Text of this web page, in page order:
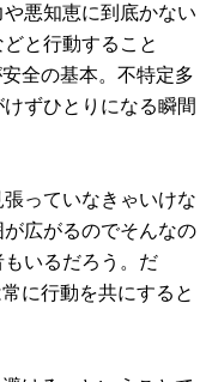
や悪知恵に到底かない
と行動すること
全の基本。不特定多
ずひとりになる瞬間
張っていなきゃいけな
広がるのでそんなの
いるだろう。だ
に行動を共にすると